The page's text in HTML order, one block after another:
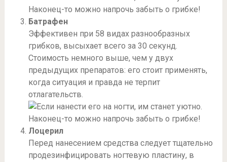
Батрафен
Эффективен при 58 видах разнообразных
грибков, высыхает всего за 30 секунд.
Стоимость немного выше, чем у двух
предыдущих препаратов: его стоит применять,
когда ситуация и правда не терпит
отлагательств.
Лоцерил
Перед нанесением средства следует тщательно
продезинфицировать ногтевую пластину, в